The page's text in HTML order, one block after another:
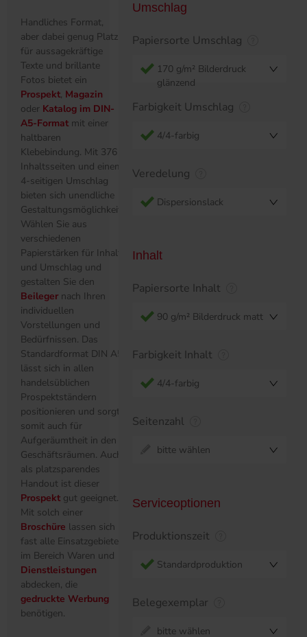
Handliches Format,
aber dabei genug Platz
für aussagekräftige
Texte und brillante
Fotos bietet ein
Prospekt, Magazin
oder Katalog im DIN-
A5-Format mit einer
haltbaren
Klebebindung. Mit 376
Inhaltsseiten und einem
4-seitigen Umschlag
bieten sich unendliche
Gestaltungsmöglichkeiten.
Wählen Sie aus
verschiedenen
Papierstärken für Inhalt
und Umschlag und
gestalten Sie den
Beileger nach Ihren
individuellen
Vorstellungen und
Bedürfnissen. Das
Standardformat DIN A5
lässt sich in allen
handelsüblichen
Prospektständern
positionieren und sorgt
somit auch für
Aufgeräumtheit in den
Geschäftsräumen. Auch
als platzsparendes
Handout ist dieser
Prospekt gut geeignet.
Mit solch einer
Broschüre lassen sich
fast alle Einsatzgebiete
im Bereich Waren und
Dienstleistungen
abdecken, die
gedruckte Werbung
benötigen.
Umschlag
Papiersorte Umschlag
170 g/m² Bilderdruck
glänzend
Farbigkeit Umschlag
4/4-farbig
Veredelung
Dispersionslack
Inhalt
Papiersorte Inhalt
90 g/m² Bilderdruck matt
Farbigkeit Inhalt
4/4-farbig
Seitenzahl
bitte wählen
Serviceoptionen
Produktionszeit
Standardproduktion
Belegexemplar
bitte wählen